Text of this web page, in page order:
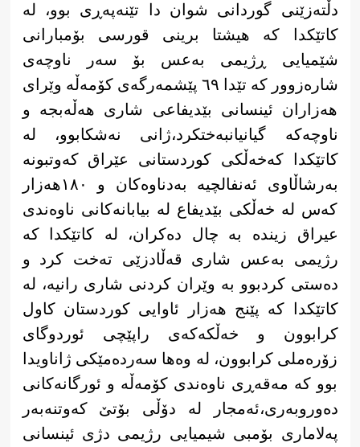
دڵتەزێنی گوردانی شوان دا تێنەپەڕی بوو، لە
كاتێكدا كە هیشتا برینی قورسی بۆمبارانی
شێمیایی ڕژیمی بەعس بۆ سەر ناوچەی
شارەزوور كە تێدا ٦٩ پێشمەرگەی كۆمەڵە وێرای
هەزاران ئینسانی بێدیفاعی شاری هەڵەبجە‌ و
ناوچەكە ‌گیانیانبەختكرد،ژانی نەشكابوو،‌ لە
كاتێكدا كەخەڵكی كوردستانی عێراق كەوتبونە
بەرشاڵاوی ئەنفالچیە بەدناوەكان و ١٨٠هەزار
كەس لە خەڵكی بێدیفاع لە بیابانەكانی ناوەندی
عیراق زیندە بە چال دەكران، لە كاتێكدا كە
رژیمی بەعس شاری قەڵادزێی تەخت كرد و
دەستی كردبوو بە وێران كردنی شاری رانیە، لە
كاتێكدا كە پێنج هەزار ئاوایی كوردستان كاول
كرابوون و خەڵكەكەی راپێچی ئوردوگای
زۆرەملی كرابوون، لە وەها سەردەمێكی ژاناویدا
بوو كە مەقەڕی ناوەندی كۆمەڵە ‌و ئورگانەكانی
دەوروبەری،ئەمجار لە دۆڵی بۆتێ كەوتنەبەر
پەلاماری بۆمبی شیمیایی رژیمی دژی ئینسانی